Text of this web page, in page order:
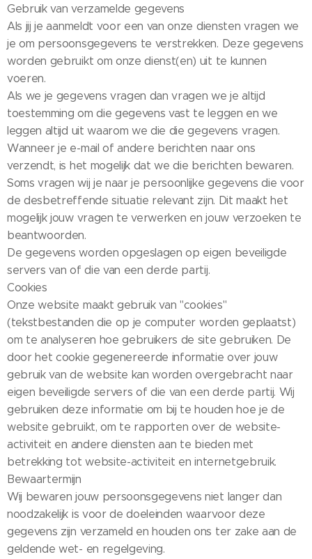
Gebruik van verzamelde gegevens
Als jij je aanmeldt voor een van onze diensten vragen we
je om persoonsgegevens te verstrekken. Deze gegevens
worden gebruikt om onze dienst(en) uit te kunnen
voeren.
Als we je gegevens vragen dan vragen we je altijd
toestemming om die gegevens vast te leggen en we
leggen altijd uit waarom we die die gegevens vragen.
Wanneer je e-mail of andere berichten naar ons
verzendt, is het mogelijk dat we die berichten bewaren.
Soms vragen wij je naar je persoonlijke gegevens die voor
de desbetreffende situatie relevant zijn. Dit maakt het
mogelijk jouw vragen te verwerken en jouw verzoeken te
beantwoorden.
De gegevens worden opgeslagen op eigen beveiligde
servers van of die van een derde partij.
Cookies
Onze website maakt gebruik van "cookies"
(tekstbestanden die op je computer worden geplaatst)
om te analyseren hoe gebruikers de site gebruiken. De
door het cookie gegenereerde informatie over jouw
gebruik van de website kan worden overgebracht naar
eigen beveiligde servers of die van een derde partij. Wij
gebruiken deze informatie om bij te houden hoe je de
website gebruikt, om te rapporten over de website-
activiteit en andere diensten aan te bieden met
betrekking tot website-activiteit en internetgebruik.
Bewaartermijn
Wij bewaren jouw persoonsgegevens niet langer dan
noodzakelijk is voor de doeleinden waarvoor deze
gegevens zijn verzameld en houden ons ter zake aan de
geldende wet- en regelgeving.